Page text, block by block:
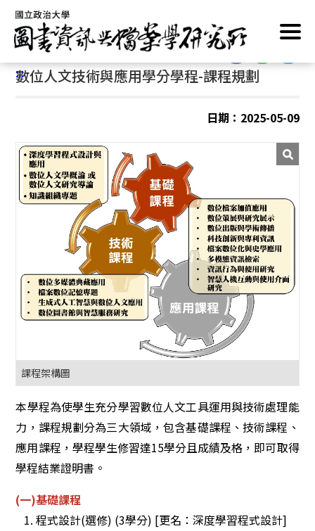
跳
到
主
要
內
首頁/學分學程
:::
數位人文技術與應用學分學程-課程規劃
日期：2025-05-09
課程架構圖
本學程為使學生充分學習數位人文工具運用與技術處理能
力，課程規劃分為三大領域，包含基礎課程、技術課程、
應用課程，學程學生修習達15學分且成績及格，即可取得
學程結業證明書。
(一)基礎課程
1. 程式設計(選修) (3學分) [更名：深度學習程式設計]